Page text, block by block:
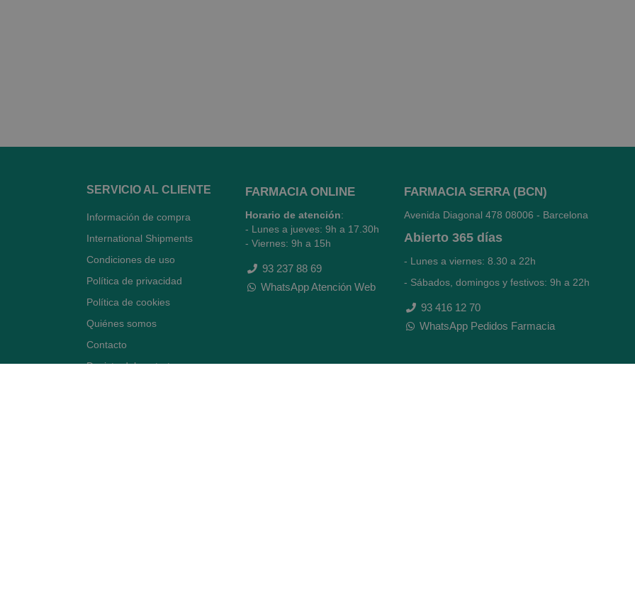
SERVICIO AL CLIENTE
Información de compra
International Shipments
Condiciones de uso
Política de privacidad
Política de cookies
Quiénes somos
Contacto
Desiste del contrato
FARMACIA ONLINE
Horario de atención:
- Lunes a jueves: 9h a 17.30h
- Viernes: 9h a 15h
93 237 88 69
WhatsApp Atención Web
FARMACIA SERRA (BCN)
Avenida Diagonal 478 08006 - Barcelona
Abierto 365 días
- Lunes a viernes: 8.30 a 22h
- Sábados, domingos y festivos: 9h a 22h
93 416 12 70
WhatsApp Pedidos Farmacia